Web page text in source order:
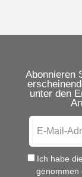
Abonnieren
unter den
Ich habe die
genommen